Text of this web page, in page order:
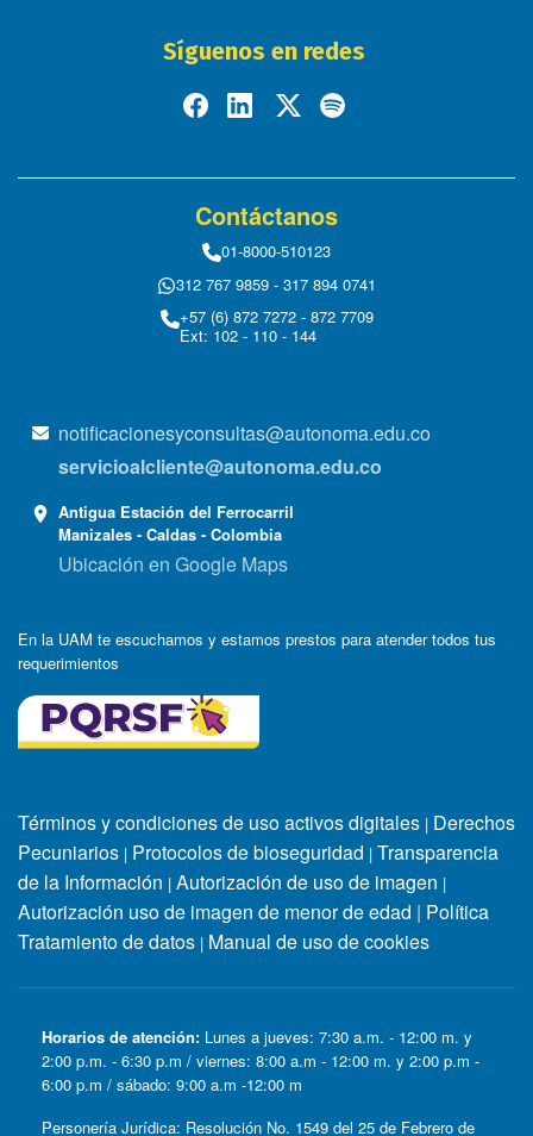
Síguenos en redes
Contáctanos
01-8000-510123
312 767 9859 - 317 894 0741
+57 (6) 872 7272 - 872 7709
Ext: 102 - 110 - 144
notificacionesyconsultas@autonoma.edu.co
servicioalcliente@autonoma.edu.co
Antigua Estación del Ferrocarril
Manizales - Caldas - Colombia
Ubicación en Google Maps
En la UAM te escuchamos y estamos prestos para atender todos tus
requerimientos
Términos y condiciones de uso activos digitales | Derechos
Pecuniarios | Protocolos de bioseguridad | Transparencia
de la Información | Autorización de uso de imagen |
Autorización uso de imagen de menor de edad | Política
Tratamiento de datos | Manual de uso de cookies
Horarios de atención: Lunes a jueves: 7:30 a.m. - 12:00 m. y
2:00 p.m. - 6:30 p.m / viernes: 8:00 a.m - 12:00 m. y 2:00 p.m -
6:00 p.m / sábado: 9:00 a.m -12:00 m
Personería Jurídica: Resolución No. 1549 del 25 de Febrero de